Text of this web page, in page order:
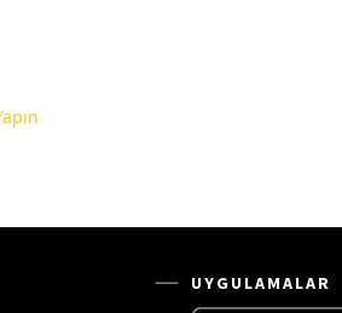
UYGULAMALAR